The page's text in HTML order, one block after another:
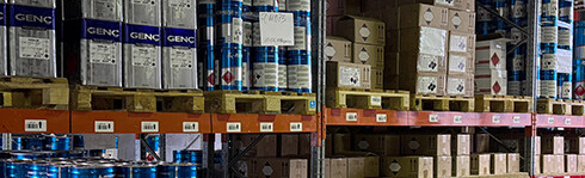
Академия
Предложение для учебных
заведений